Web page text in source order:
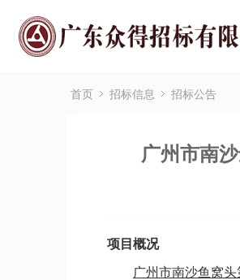
首页 招标信息 招标公告
广州市南
项目概况
广州市南沙鱼窝